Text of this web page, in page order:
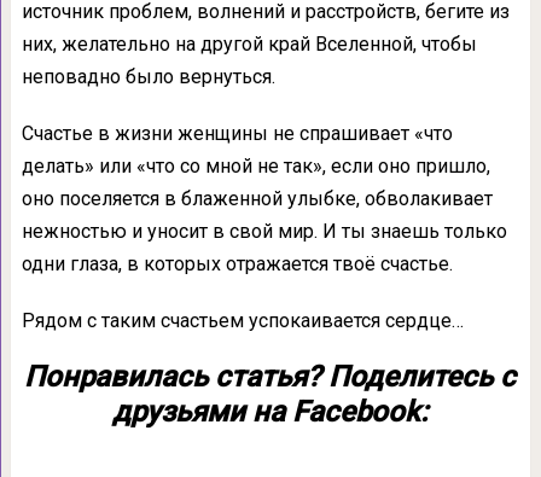
источник проблем, волнений и расстройств, бегите из
них, желательно на другой край Вселенной, чтобы
неповадно было вернуться.
Счастье в жизни женщины не спрашивает «что
делать» или «что со мной не так», если оно пришло,
оно поселяется в блаженной улыбке, обволакивает
нежностью и уносит в свой мир. И ты знаешь только
одни глаза, в которых отражается твоё счастье.
Рядом с таким счастьем успокаивается сердце…
Понравилась статья? Поделитесь с
друзьями на Facebook: